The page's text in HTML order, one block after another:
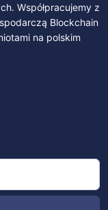
Współpracujemy z
Blockchain
na polskim